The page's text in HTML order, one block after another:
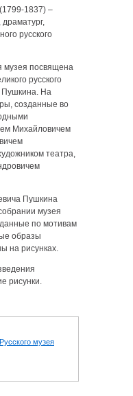
1837) –
драматург,
русского
музея посвящена
русского
Пушкина. На
созданные во
Михайловичем
театра,
Пушкина
музея
по мотивам
образы
на рисунках.
рисунки.
музея